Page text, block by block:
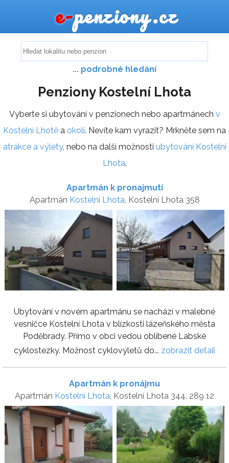
e-penziony.cz
... podrobné hledání
Penziony Kostelní Lhota
Vyberte si ubytování v penzionech nebo apartmánech v
Kostelní Lhotě a okolí. Nevíte kam vyrazit? Mrkněte sem na
atrakce a výlety, nebo na další možnosti ubytování Kostelní
Lhota.
Apartmán k pronajmutí
Apartmán Kostelní Lhota , Kostelní Lhota 358
Ubytování v novém apartmánu se nachází v malebné
vesničce Kostelní Lhota v blízkosti lázeňského města
Poděbrady. Přímo v obci vedou oblíbené Labské
cyklostezky. Možnost cyklovýletů do... zobrazit detail
Apartmán k pronájmu
Apartmán Kostelní Lhota, Kostelní Lhota 344, 289 12